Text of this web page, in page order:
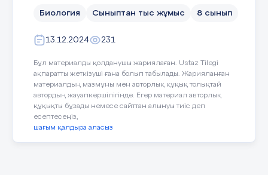
5 слайд
Биология Сыныптан тыс жұмыс 8 сынып
13.12.2024 231
Бұл материалды қолданушы жариялаған. Ustaz Tilegi
ақпаратты жеткізуші ғана болып табылады. Жарияланған
материалдың мазмұны мен авторлық құқық толықтай
автордың жауапкершілігінде. Егер материал авторлық
құқықты бұзады немесе сайттан алынуы тиіс деп
есептесеңіз,
шағым қалдыра аласыз